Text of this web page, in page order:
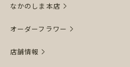
なかのしま本店
オーダーフラワー
店舗情報